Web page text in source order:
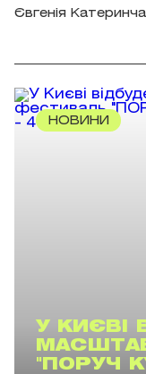
Євгенія
НОВИНИ
У КИЄВІ
"ПОРУЧ